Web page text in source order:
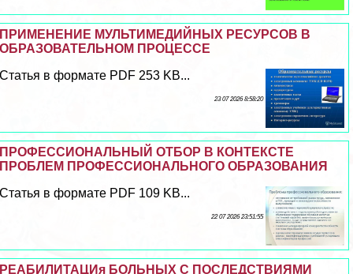
ПРИМЕНЕНИЕ МУЛЬТИМЕДИЙНЫХ РЕСУРСОВ В
ОБРАЗОВАТЕЛЬНОМ ПРОЦЕССЕ
Статья в формате PDF 253 KB...
23 07 2026 8:58:20
ПРОФЕССИОНАЛЬНЫЙ ОТБОР В КОНТЕКСТЕ
ПРОБЛЕМ ПРОФЕССИОНАЛЬНОГО ОБРАЗОВАНИЯ
Статья в формате PDF 109 KB...
22 07 2026 23:51:55
РЕАБИЛИТАЦИя БОЛЬНЫХ С ПОСЛЕДСТВИЯМИ